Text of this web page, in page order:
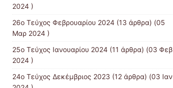
2024 )
26ο Τεύχος Φεβρουαρίου 2024(13 άρθρα) (05
Μαρ 2024 )
25ο Τεύχος Ιανουαρίου 2024(11 άρθρα) (03 Φεβ
2024 )
24ο Τεύχος Δεκέμβριος 2023 (12 άρθρα) (03 Ιαν